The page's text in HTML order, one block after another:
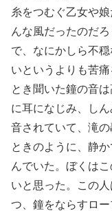
糸をつむぐ乙女や
んな風だったのだ
で、なにかしら不
いというよりも苦
とき聞いた鐘の音
に耳になじみ、し
音されていて、滝
ときのように、静
んでいた。ぼくは
いと思った。この
つ、鐘をならすロ